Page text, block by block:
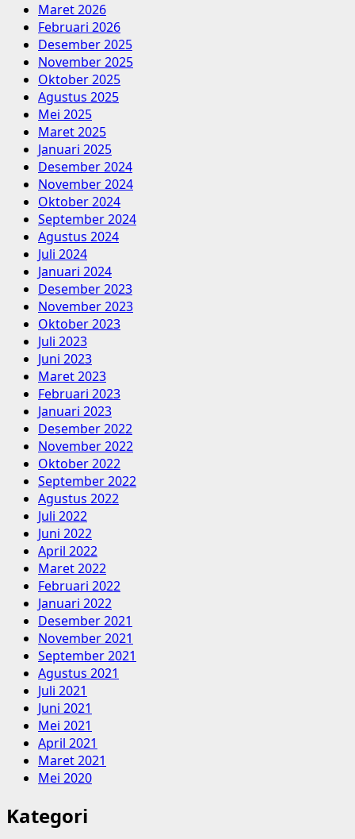
Maret 2026
Februari 2026
Desember 2025
November 2025
Oktober 2025
Agustus 2025
Mei 2025
Maret 2025
Januari 2025
Desember 2024
November 2024
Oktober 2024
September 2024
Agustus 2024
Juli 2024
Januari 2024
Desember 2023
November 2023
Oktober 2023
Juli 2023
Juni 2023
Maret 2023
Februari 2023
Januari 2023
Desember 2022
November 2022
Oktober 2022
September 2022
Agustus 2022
Juli 2022
Juni 2022
April 2022
Maret 2022
Februari 2022
Januari 2022
Desember 2021
November 2021
September 2021
Agustus 2021
Juli 2021
Juni 2021
Mei 2021
April 2021
Maret 2021
Mei 2020
Kategori